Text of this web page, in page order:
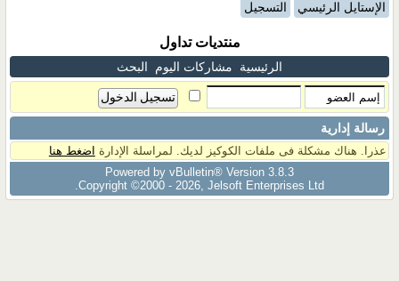
الإستايل الرئيسي التسجيل
منتديات تداول
الرئيسية مشاركات اليوم البحث
رسالة إدارية
عذرا. هناك مشكلة فى ملفات الكوكيز لديك. لمراسلة الإدارة اضغط هنا
Powered by vBulletin® Version 3.8.3
Copyright ©2000 - 2026, Jelsoft Enterprises Ltd.